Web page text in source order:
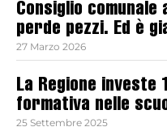
Consiglio
perde pezzi. Ed è
27 Marzo 2026
La Regione
formativa nelle
25 Settembre 2025